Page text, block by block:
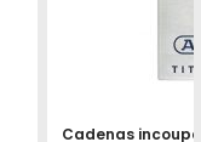
Cadenas